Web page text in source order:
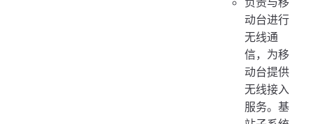
动台进行
无线通
信，为移
动台提供
无线接入
服务。基